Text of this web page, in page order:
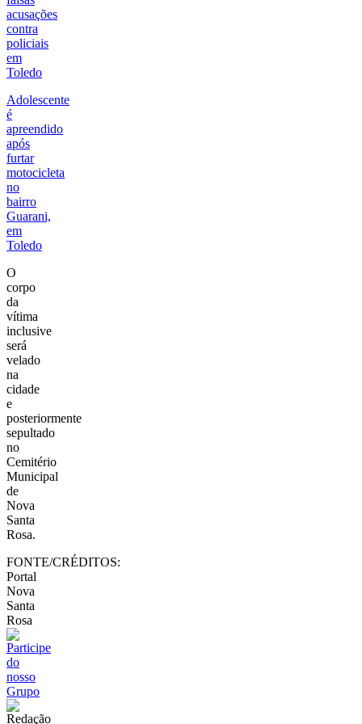
acusações
contra
policiais
em
Toledo
Adolescente
é
apreendido
após
furtar
motocicleta
no
bairro
Guarani,
em
Toledo
O
corpo
da
vítima
inclusive
será
velado
na
cidade
e
posteriormente
sepultado
no
Cemitério
Municipal
de
Nova
Santa
Rosa.
FONTE/CRÉDITOS:
Portal
Nova
Santa
Rosa